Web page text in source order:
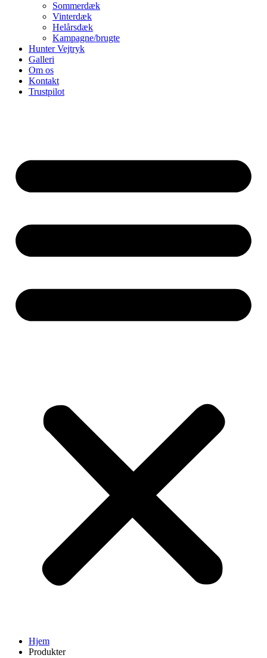
Sommerdæk
Vinterdæk
Helårsdæk
Kampagne/brugte
Hunter Vejtryk
Galleri
Om os
Kontakt
Trustpilot
Hjem
Produkter